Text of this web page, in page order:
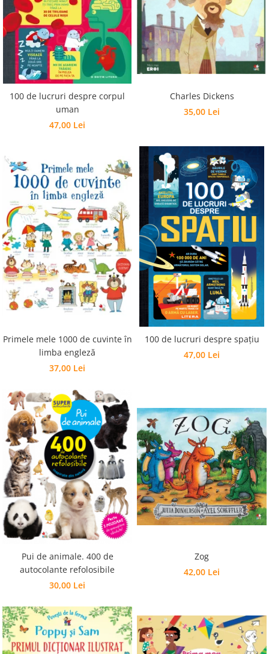
100 de lucruri despre corpul
uman
47,00 Lei
Charles Dickens
35,00 Lei
Primele mele 1000 de cuvinte în
limba engleză
37,00 Lei
100 de lucruri despre spațiu
47,00 Lei
Pui de animale. 400 de
autocolante refolosibile
30,00 Lei
Zog
42,00 Lei